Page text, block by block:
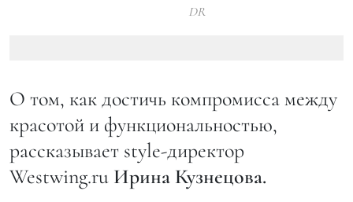
DR
О том, как достичь компромисса между
красотой и функциональностью,
рассказывает style-директор
Westwing.ru Ирина Кузнецова.